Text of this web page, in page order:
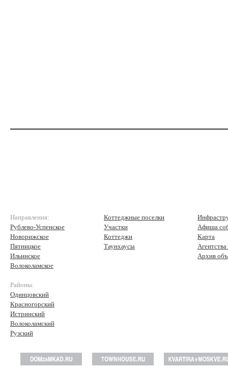
Направления:
Рублево-Успенское
Новорижское
Пятницкое
Ильинское
Волоколамское
Районы:
Одинцовский
Красногорский
Истринский
Волоколамский
Рузский
Коттеджные поселки
Участки
Коттеджи
Таунхаусы
Афиша
Карта
Архив